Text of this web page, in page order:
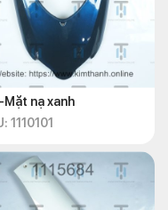
Mặt nạ xanh
1110101